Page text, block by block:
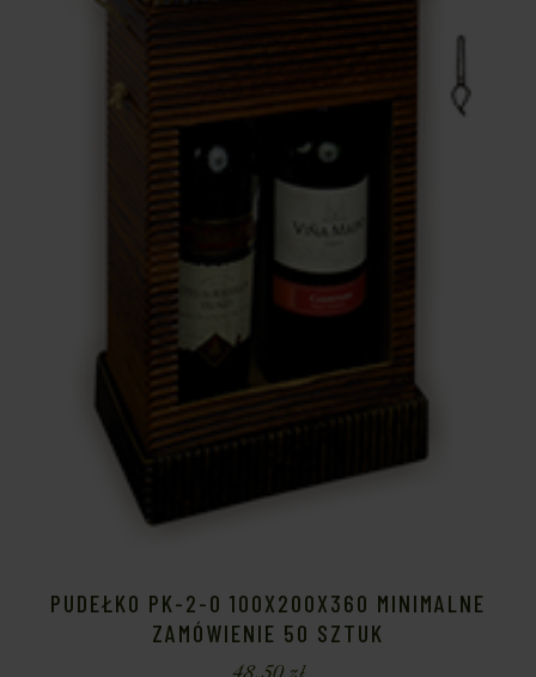
PUDEŁKO PK-2-O 100X200X360 MINIMALNE
ZAMÓWIENIE 50 SZTUK